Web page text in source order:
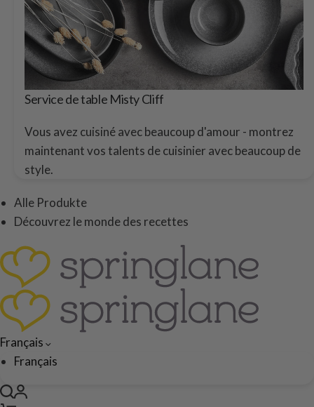
Service de table Misty Cliff
Vous avez cuisiné avec beaucoup d'amour - montrez
maintenant vos talents de cuisinier avec beaucoup de
style.
Alle Produkte
Découvrez le monde des recettes
Français
Français